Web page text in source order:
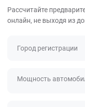
Рассчитайте
онлайн, не выходя из
Город регистрации
Мощность